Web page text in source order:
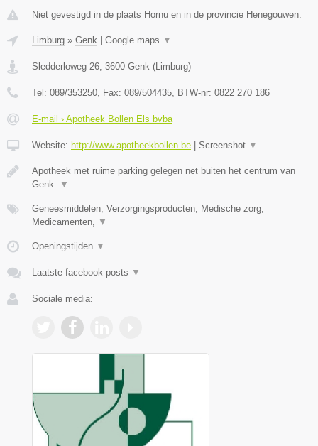
Niet gevestigd in de plaats Hornu en in de provincie Henegouwen.
Limburg » Genk Google maps ▼
Sledderloweg 26, 3600 Genk (Limburg)
Tel: 089/353250, Fax: 089/504435, BTW-nr: 0822 270 186
E-mail › Apotheek Bollen Els bvba
Website: http://www.apotheekbollen.be Screenshot ▼
Apotheek met ruime parking gelegen net buiten het centrum van
Genk. ▼
Geneesmiddelen, Verzorgingsproducten, Medische zorg,
Medicamenten, ▼
Openingstijden ▼
Laatste facebook posts ▼
Sociale media: